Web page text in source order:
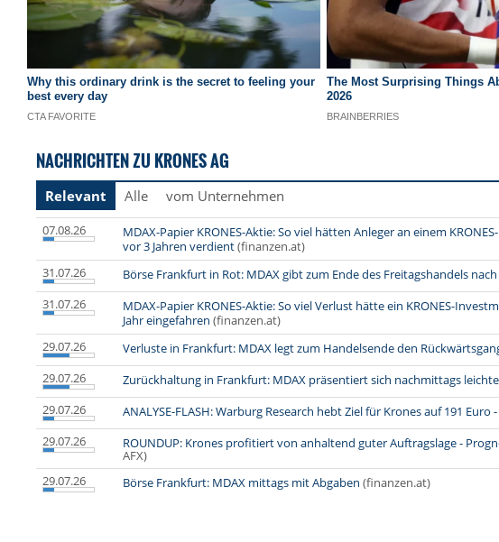
NACHRICHTEN ZU KRONES AG
Relevant Alle vom Unternehmen
07.08.26
MDAX-Papier KRONES-Aktie: So viel hätten Anleger an einem
vor 3 Jahren verdient(finanzen.at)
31.07.26
Börse Frankfurt in Rot: MDAX gibt zum Ende des Freitagshandels nach
31.07.26
MDAX-Papier KRONES-Aktie: So viel Verlust hätte ein KRONES-
Jahr eingefahren (finanzen.at)
29.07.26
Verluste in Frankfurt: MDAX legt zum Handelsende den
29.07.26
Zurückhaltung in Frankfurt: MDAX präsentiert sich nachmittags
29.07.26
ANALYSE-FLASH: Warburg Research hebt Ziel für Krones auf 191 Euro
29.07.26
ROUNDUP: Krones profitiert von anhaltend guter Auftragslage -
AFX)
29.07.26
Börse Frankfurt: MDAX mittags mit Abgaben (finanzen.at)